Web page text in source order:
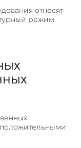
относят
режим